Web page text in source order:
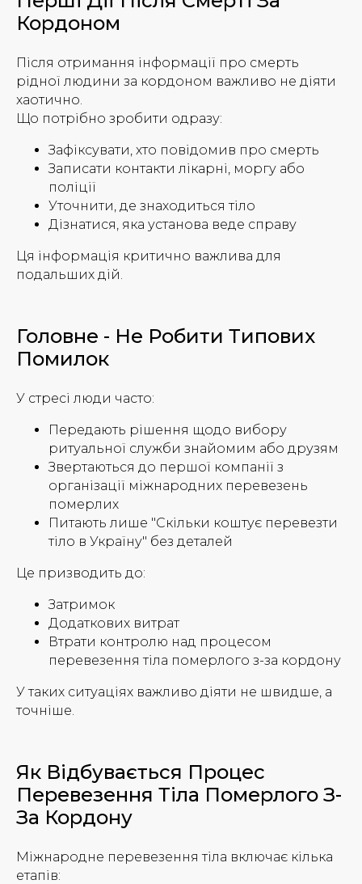
Кордоном
Після отримання інформації про смерть
рідної людини за кордоном важливо не діяти
хаотично.
Що потрібно зробити одразу:
Зафіксувати, хто повідомив про смерть
Записати контакти лікарні, моргу або
поліції
Уточнити, де знаходиться тіло
Дізнатися, яка установа веде справу
Ця інформація критично важлива для
подальших дій.
Головне - Не Робити Типових
Помилок
У стресі люди часто:
Передають рішення щодо вибору
ритуальної служби знайомим або друзям
Звертаються до першої компанії з
організації міжнародних перевезень
померлих
Питають лише "Скільки коштує перевезти
тіло в Україну" без деталей
Це призводить до:
Затримок
Додаткових витрат
Втрати контролю над процесом
перевезення тіла померлого з-за кордону
У таких ситуаціях важливо діяти не швидше, а
точніше.
Як Відбувається Процес
Перевезення Тіла Померлого З-
За Кордону
Міжнародне перевезення тіла включає кілька
етапів: